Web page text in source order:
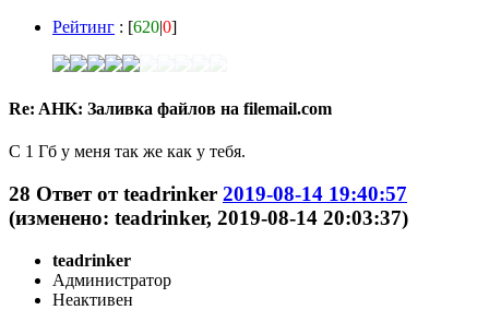
Рейтинг : [620|0]
Re: AHK: Заливка файлов на filemail.com
С 1 Гб у меня так же как у тебя.
28 Ответ отteadrinker 2019-08-14 19:40:57
(изменено: teadrinker, 2019-08-14 20:03:37)
teadrinker
Администратор
Неактивен